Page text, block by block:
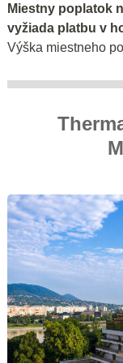
Miestny poplatok
vyžiada platbu v
Výška miestneho